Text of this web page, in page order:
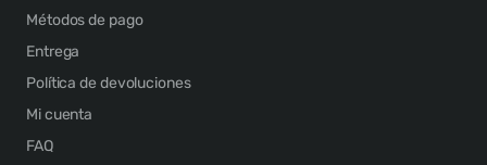
Métodos de pago
Entrega
Política de devoluciones
Mi cuenta
FAQ